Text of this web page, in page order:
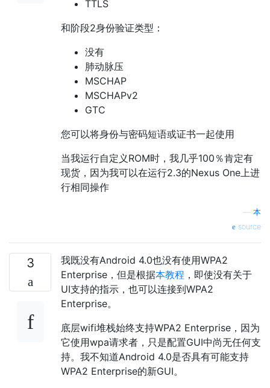
TTLS
和阶段2身份验证类型：
没有
肺动脉压
MSCHAP
MSCHAPv2
GTC
您可以将身份与密码短语或证书一起使用
当我运行自定义ROM时，我几乎100％肯定有
现货，因为我可以在运行2.3的Nexus One上进
行相同操作
本
source
3
我既没有Android 4.0也没有使用WPA2
Enterprise，但是根据本教程 ，即使没有关于
UI支持的指示，也可以连接到WPA2
Enterprise。
底层wifi堆栈始终支持WPA2 Enterprise，因为
它使用wpa请求者，只是配置GUI中尚无任何支
持。我不知道Android 4.0是否具有可能支持
WPA2 Enterprise的新GUI。